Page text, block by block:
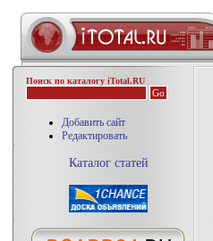
Поиск по каталогу iTotal.RU
Добавить сайт
Редактировать
Каталог статей